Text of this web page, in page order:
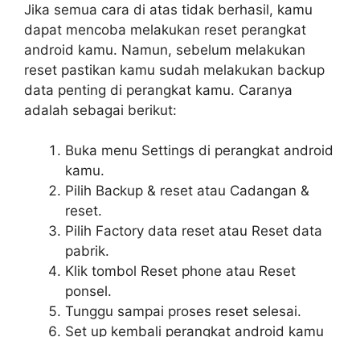
Jika semua cara di atas tidak berhasil, kamu
dapat mencoba melakukan reset perangkat
android kamu. Namun, sebelum melakukan
reset pastikan kamu sudah melakukan backup
data penting di perangkat kamu. Caranya
adalah sebagai berikut:
Buka menu Settings di perangkat android
kamu.
Pilih Backup & reset atau Cadangan &
reset.
Pilih Factory data reset atau Reset data
pabrik.
Klik tombol Reset phone atau Reset
ponsel.
Tunggu sampai proses reset selesai.
Set up kembali perangkat android kamu